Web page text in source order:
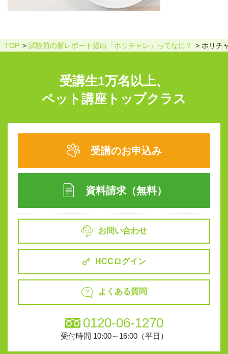
TOP 試験前の新レポート提出「ホリチャレ」ってなに？ ホリチ
受講生1万名以上、
ペット講座トップクラス
受講のお申込み
資料請求（無料）
お問い合わせ
HCCログイン
よくある質問
0120-06-1270
受付時間 10:00～16:00（平日）